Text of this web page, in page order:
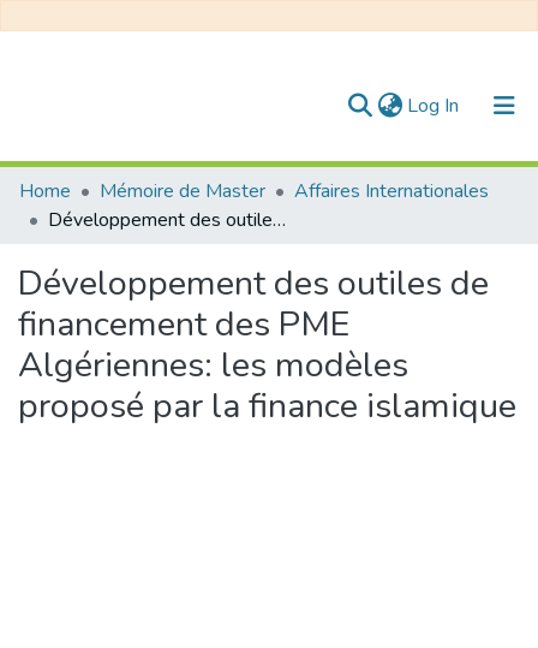
Log In (current)
Communities & Collections
All of DSpace
Statistics
Home Mémoire de Master
Affaires Internationales
Développement des outiles de financement des PME Algériennes: les modèles proposé par la finance islamique
Développement des outiles de
financement des PME
Algériennes: les modèles
proposé par la finance islamique